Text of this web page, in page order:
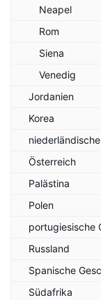
Neapel
Rom
Siena
Venedig
Jordanien
Korea
Österreich
Palästina
Polen
portugiesische
Russland
Spanische
Südafrika